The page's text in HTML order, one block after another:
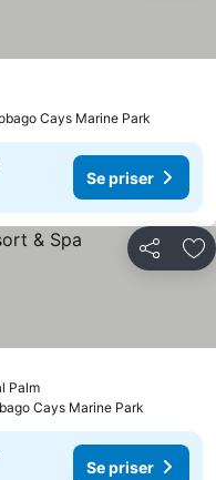
Cays Marine Park
Se priser
Dela
Palm
Cays Marine Park
Se priser